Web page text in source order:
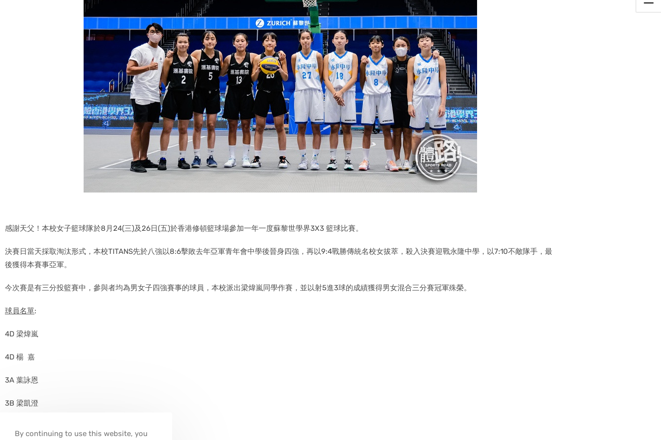
感謝天父！ 本校女子籃球隊於8月24(三)及26日(五)於香港修頓籃球場參加一年一度蘇黎世學界3X3 籃球比賽。
決賽日當天採取淘汰形式，本校TITANS先於八強以8:6擊敗去年亞軍青年會中學後晉身四強，再以9:4戰勝傳統名校女拔萃，殺入決賽迎戰永隆中學，以7:10不敵隊手，最
後獲得本賽事亞軍。
今次賽是有三分投籃賽中，參與者均為男女子四強賽事的球員，本校派出梁煒嵐同學作賽，並以射5進3球的成績獲得男女混合三分賽冠軍殊榮。
球員名單:
4D 梁煒嵐
4D 楊 嘉
3A 葉詠恩
3B 梁凱澄
By continuing to use this website, you